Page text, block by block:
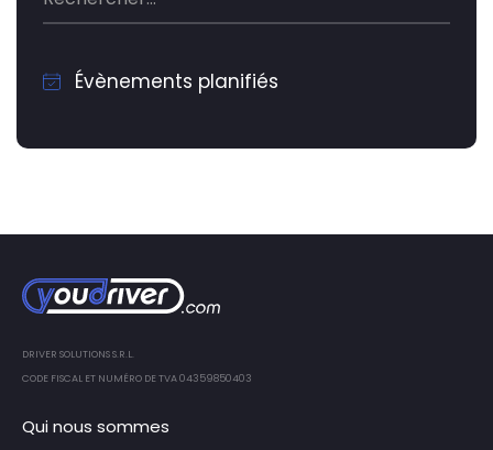
Évènements planifiés
DRIVER SOLUTIONS S.R.L.
CODE FISCAL ET NUMÉRO DE TVA 04359850403
Qui nous sommes